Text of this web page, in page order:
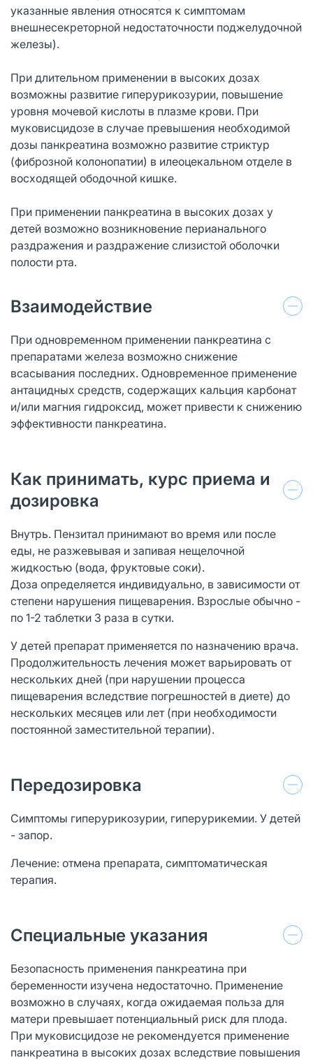
указанные явления относятся к симптомам
внешнесекреторной недостаточности поджелудочной
железы).
При длительном применении в высоких дозах
возможны развитие гиперурикозурии, повышение
уровня мочевой кислоты в плазме крови. При
муковисцидозе в случае превышения необходимой
дозы панкреатина возможно развитие стриктур
(фиброзной колонопатии) в илеоцекальном отделе в
восходящей ободочной кишке.
При применении панкреатина в высоких дозах у
детей возможно возникновение перианального
раздражения и раздражение слизистой оболочки
полости рта.
Взаимодействие
При одновременном применении панкреатина с
препаратами железа возможно снижение
всасывания последних. Одновременное применение
антацидных средств, содержащих кальция карбонат
и/или магния гидроксид, может привести к снижению
эффективности панкреатина.
Как принимать, курс приема и
дозировка
Внутрь. Пензитал принимают во время или после
еды, не разжевывая и запивая нещелочной
жидкостью (вода, фруктовые соки).
Доза определяется индивидуально, в зависимости от
степени нарушения пищеварения. Взрослые обычно -
по 1-2 таблетки 3 раза в сутки.
У детей препарат применяется по назначению врача.
Продолжительность лечения может варьировать от
нескольких дней (при нарушении процесса
пищеварения вследствие погрешностей в диете) до
нескольких месяцев или лет (при необходимости
постоянной заместительной терапии).
Передозировка
Симптомы гиперурикозурии, гиперурикемии. У детей
- запор.
Лечение: отмена препарата, симптоматическая
терапия.
Специальные указания
Безопасность применения панкреатина при
беременности изучена недостаточно. Применение
возможно в случаях, когда ожидаемая польза для
матери превышает потенциальный риск для плода.
При муковисцидозе не рекомендуется применение
панкреатина в высоких дозах вследствие повышения